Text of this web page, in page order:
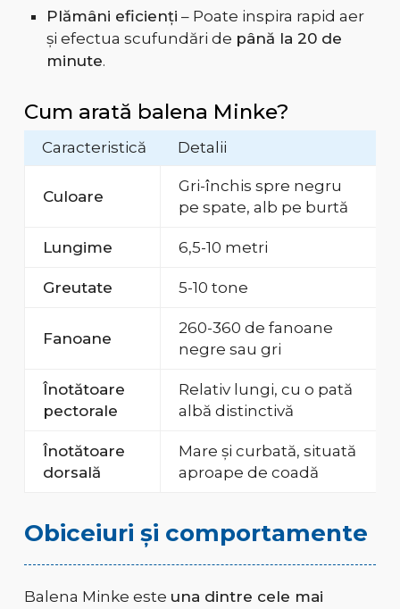
Plămâni eficienți – Poate inspira rapid aer
și efectua scufundări de până la 20 de
minute.
Cum arată balena Minke?
Caracteristică Detalii
Culoare
Gri-închis spre negru
pe spate, alb pe burtă
Lungime 6,5-10 metri
Greutate 5-10 tone
Fanoane
260-360 de fanoane
negre sau gri
Înotătoare
pectorale
Relativ lungi, cu o pată
albă distinctivă
Înotătoare
dorsală
Mare și curbată, situată
aproape de coadă
Obiceiuri și comportamente
Balena Minke este una dintre cele mai